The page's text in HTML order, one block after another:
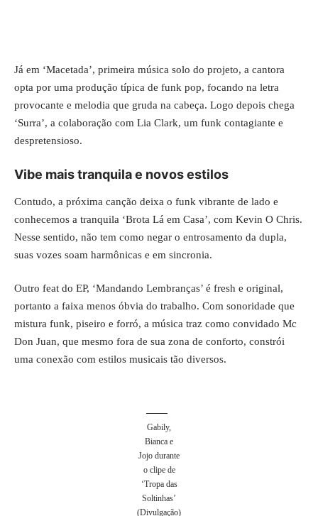
Já em ‘Macetada’, primeira música solo do projeto, a cantora
opta por uma produção típica de funk pop, focando na letra
provocante e melodia que gruda na cabeça. Logo depois chega
‘Surra’, a colaboração com Lia Clark, um funk contagiante e
despretensioso.
Vibe mais tranquila e novos estilos
Contudo, a próxima canção deixa o funk vibrante de lado e
conhecemos a tranquila ‘Brota Lá em Casa’, com Kevin O Chris.
Nesse sentido, não tem como negar o entrosamento da dupla,
suas vozes soam harmônicas e em sincronia.
Outro feat do EP, ‘Mandando Lembranças’ é fresh e original,
portanto a faixa menos óbvia do trabalho. Com sonoridade que
mistura funk, piseiro e forró, a música traz como convidado Mc
Don Juan, que mesmo fora de sua zona de conforto, constrói
uma conexão com estilos musicais tão diversos.
Gabily,
Bianca e
Jojo durante
o clipe de
‘Tropa das
Soltinhas’
(Divulgação)